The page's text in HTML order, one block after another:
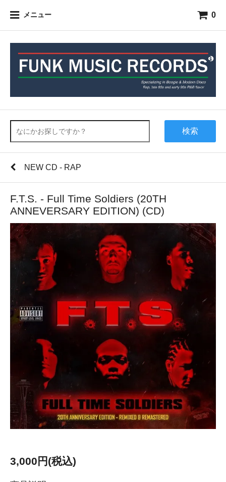
メニュー 0
検索
NEW CD - RAP
F.T.S. - Full Time Soldiers (20TH
ANNEVERSARY EDITION) (CD)
3,000円(税込)